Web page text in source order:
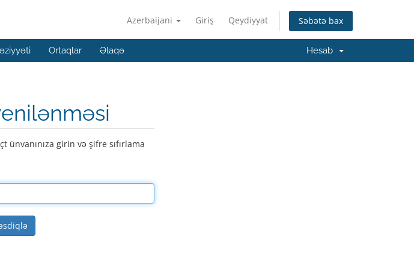
Azerbaijani Giriş Qeydiyyat Səbətə bax
Ortaqlar Əlaqə Hesab
girin və şifre sıfırlama